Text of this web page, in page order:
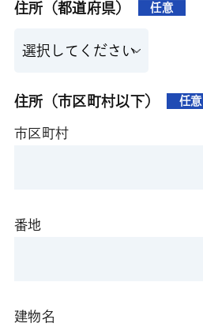
住所（都道府県） 任意
住所（市区町村以下） 任意
市区町村
番地
建物名